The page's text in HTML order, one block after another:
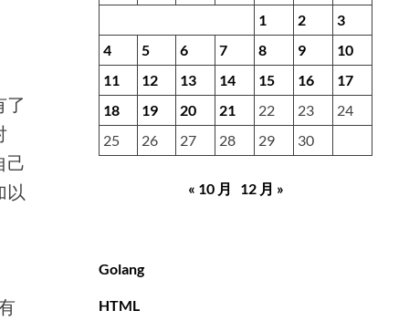
了
己
以
1
2
3
4
5 6 7 8 9
10
11
12 13 14 15 16
17
18
19 20 21 22 23
24
25
26 27 28 29 30
« 10 月 12 月 »
Golang
HTML